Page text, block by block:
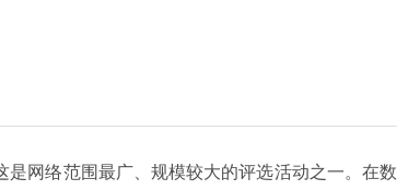
网络范围最广、规模较大的评选活动之一。在数